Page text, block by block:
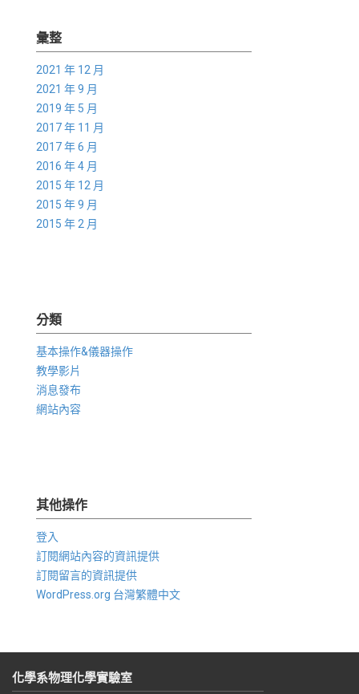
彙整
2021 年 12 月
2021 年 9 月
2019 年 5 月
2017 年 11 月
2017 年 6 月
2016 年 4 月
2015 年 12 月
2015 年 9 月
2015 年 2 月
分類
基本操作&儀器操作
教學影片
消息發布
網站內容
其他操作
登入
訂閱網站內容的資訊提供
訂閱留言的資訊提供
WordPress.org 台灣繁體中文
化學系物理化學實驗室